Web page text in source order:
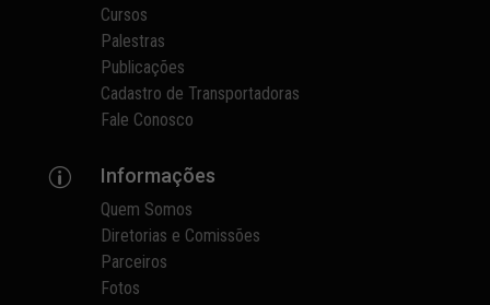
Cursos
Palestras
Publicações
Cadastro de Transportadoras
Fale Conosco
p Informações
Quem Somos
Diretorias e Comissões
Parceiros
Fotos